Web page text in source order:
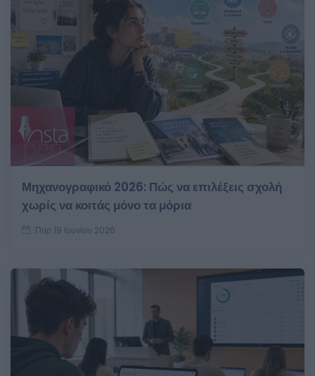
Μηχανογραφικό 2026: Πώς να επιλέξεις σχολή
χωρίς να κοιτάς μόνο τα μόρια
Παρ 19 Ιουνίου 2026